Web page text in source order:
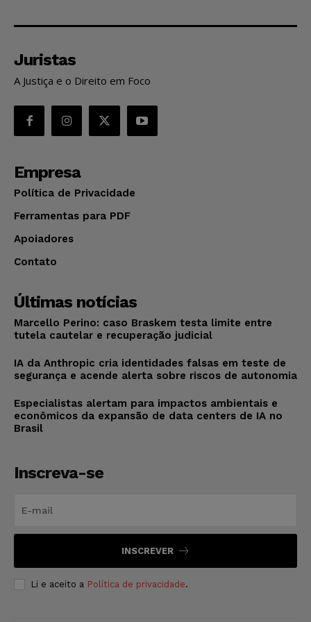
Juristas
A Justiça e o Direito em Foco
Empresa
Política de Privacidade
Ferramentas para PDF
Apoiadores
Contato
Últimas notícias
Marcello Perino: caso Braskem testa limite entre
tutela cautelar e recuperação judicial
IA da Anthropic cria identidades falsas em teste de
segurança e acende alerta sobre riscos de autonomia
Especialistas alertam para impactos ambientais e
econômicos da expansão de data centers de IA no
Brasil
Inscreva-se
INSCREVER
Li e aceito a Política de privacidade.